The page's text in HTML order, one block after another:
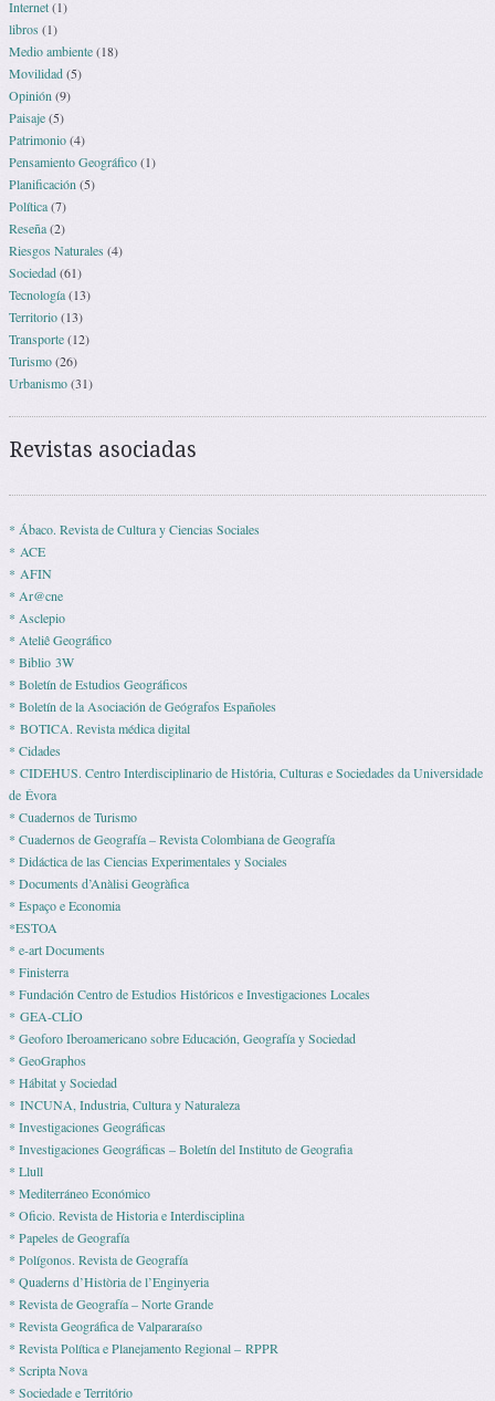
Internet(1)
libros (1)
Medio ambiente(18)
Movilidad(5)
Opinión (9)
Paisaje(5)
Patrimonio(4)
Pensamiento Geográfico(1)
Planificación (5)
Política(7)
Reseña(2)
Riesgos Naturales (4)
Sociedad(61)
Tecnología(13)
Territorio(13)
Transporte(12)
Turismo(26)
Urbanismo(31)
Revistas asociadas
* Ábaco. Revista de Cultura y Ciencias Sociales
* ACE
* AFIN
* Ar@cne
* Asclepio
* Ateliê Geográfico
* Biblio 3W
* Boletín de Estudios Geográficos
* Boletín de la Asociación de Geógrafos Españoles
* BOTICA. Revista médica digital
* Cidades
* CIDEHUS. Centro Interdisciplinario de História, Culturas e Sociedades da Universidade
de Évora
* Cuadernos de Turismo
* Cuadernos de Geografía – Revista Colombiana de Geografía
* Didáctica de las Ciencias Experimentales y Sociales
* Documents d’Anàlisi Geogràfica
* Espaço e Economia
*ESTOA
* e-art Documents
* Finisterra
* Fundación Centro de Estudios Históricos e Investigaciones Locales
* GEA-CLÍO
* Geoforo Iberoamericano sobre Educación, Geografía y Sociedad
* GeoGraphos
* Hábitat y Sociedad
* INCUNA, Industria, Cultura y Naturaleza
* Investigaciones Geográficas
* Investigaciones Geográficas – Boletín del Instituto de Geografia
* Llull
* Mediterráneo Económico
* Ofi­cio. Revista de His­to­ria e Interdisciplina
* Pape­les de Geografía
* Polígonos. Revista de Geografía
* Quaderns d’Història de l’Enginyeria
* Revista de Geografía – Norte Grande
* Revista Geográfica de Valpararaíso
* Revista Polí­tica e Pla­ne­ja­mento Regio­nal – RPPR
* Scripta Nova
* Sociedade e Território